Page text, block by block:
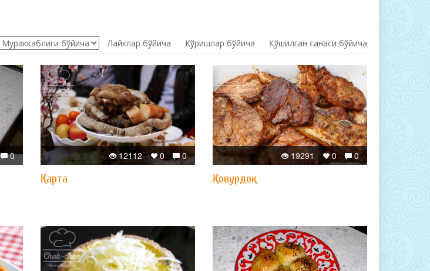
Лайклар бўйича Кўришлар бўйича Қўшилган санаси бўйича
0 0
0
12112
Қарта
0
0
19291
Қовурдоқ